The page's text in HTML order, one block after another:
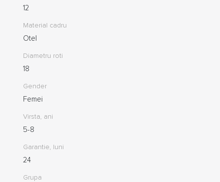
12
Material cadru
Otel
Diametru roti
18
Gender
Femei
Virsta, ani
5-8
Garantie, luni
24
Grupa